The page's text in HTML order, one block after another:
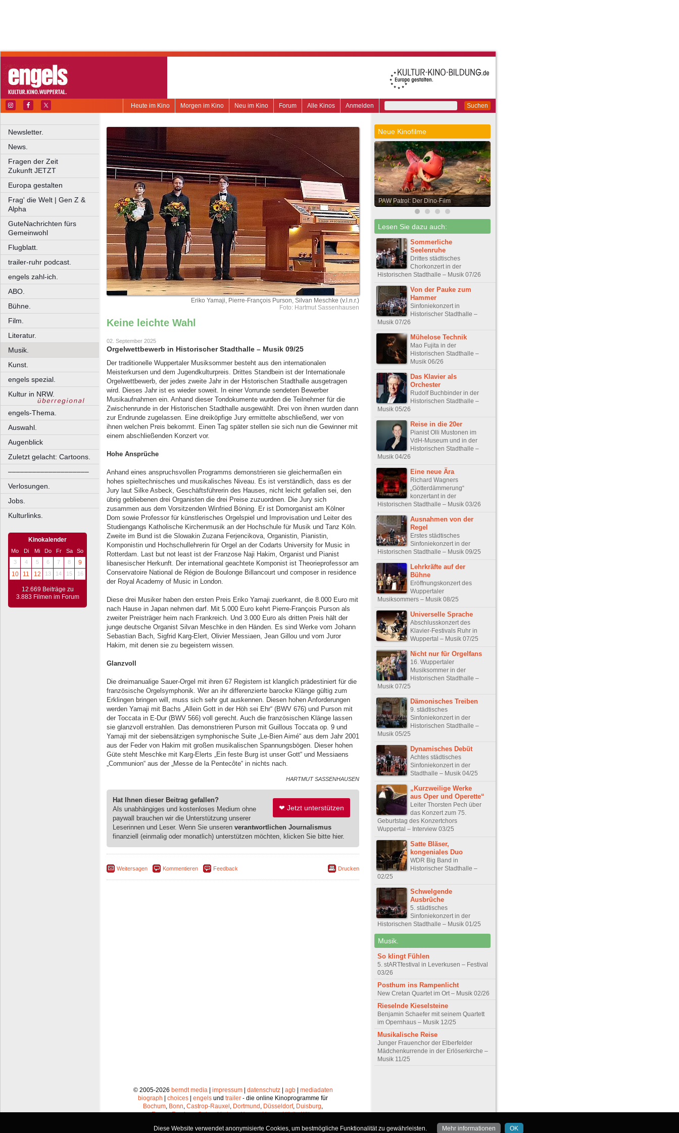
Suchen
Anmelden
Alle Kinos
Forum
Neu im Kino
Morgen im Kino
Heute im Kino
Newsletter.
News.
Fragen der Zeit
Zukunft JETZT
Europa gestalten
Frag' die Welt | Gen Z &
Alpha
GuteNachrichten fürs
Gemeinwohl
Flugblatt.
trailer-ruhr podcast.
engels zahl-ich.
ABO.
Bühne.
Film.
Literatur.
Musik.
Kunst.
engels spezial.
Kultur in NRW.
engels-Thema.
Auswahl.
Augenblick
Zuletzt gelacht: Cartoons.
––––––––––––––––––––
Verlosungen.
Jobs.
Kulturlinks.
Kinokalender
Mo Di Mi Do Fr Sa
So
3
4 5 6 7 8
9
10
11 12 13 14 15 16
12.669 Beiträge zu
3.883 Filmen im Forum
Eriko Yamaji, Pierre-François Purson, Silvan Meschke (v.l.n.r.)
Foto: Hartmut Sassenhausen
Keine leichte Wahl
02. September 2025
Orgelwettbewerb in Historischer Stadthalle – Musik 09/25
Der traditionelle Wuppertaler Musiksommer besteht aus den internationalen
Meisterkursen und dem Jugendkulturpreis. Drittes Standbein ist der Internationale
Orgelwettbewerb, der jedes zweite Jahr in der Historischen Stadthalle ausgetragen
wird. Dieses Jahr ist es wieder soweit. In einer Vorrunde sendeten Bewerber
Musikaufnahmen ein. Anhand dieser Tondokumente wurden die Teilnehmer für die
Zwischenrunde in der Historischen Stadthalle ausgewählt. Drei von ihnen wurden dann
zur Endrunde zugelassen. Eine dreiköpfige Jury ermittelte abschließend, wer von
ihnen welchen Preis bekommt. Einen Tag später stellen sie sich nun die Gewinner mit
einem abschließenden Konzert vor.
Hohe Ansprüche
Anhand eines anspruchsvollen Programms demonstrieren sie gleichermaßen ein
hohes spieltechnisches und musikalisches Niveau. Es ist verständlich, dass es der
Jury laut Silke Asbeck, Geschäftsführerin des Hauses, nicht leicht gefallen sei, den
übrig gebliebenen drei Organisten die drei Preise zuzuordnen. Die Jury sich
zusammen aus dem Vorsitzenden Winfried Böning. Er ist Domorganist am Kölner
Dom sowie Professor für künstlerisches Orgelspiel und Improvisation und Leiter des
Studiengangs Katholische Kirchenmusik an der Hochschule für Musik und Tanz Köln.
Zweite im Bund ist die Slowakin Zuzana Ferjencikova, Organistin, Pianistin,
Komponistin und Hochschullehrerin für Orgel an der Codarts University for Music in
Rotterdam. Last but not least ist der Franzose Naji Hakim, Organist und Pianist
libanesischer Herkunft. Der international geachtete Komponist ist Theorieprofessor am
Conservatoire National de Région de Boulonge Billancourt und composer in residence
der Royal Academy of Music in London.
Diese drei Musiker haben den ersten Preis Eriko Yamaji zuerkannt, die 8.000 Euro mit
nach Hause in Japan nehmen darf. Mit 5.000 Euro kehrt Pierre-François Purson als
zweiter Preisträger heim nach Frankreich. Und 3.000 Euro als dritten Preis hält der
junge deutsche Organist Silvan Meschke in den Händen. Es sind Werke vom Johann
Sebastian Bach, Sigfrid Karg-Elert, Olivier Messiaen, Jean Gillou und vom Juror
Hakim, mit denen sie zu begeistern wissen.
Glanzvoll
Die dreimanualige Sauer-Orgel mit ihren 67 Registern ist klanglich prädestiniert für die
französische Orgelsymphonik. Wer an ihr differenzierte barocke Klänge gültig zum
Erklingen bringen will, muss sich sehr gut auskennen. Diesen hohen Anforderungen
werden Yamaji mit Bachs „Allein Gott in der Höh sei Ehr“ (BWV 676) und Purson mit
der Toccata in E-Dur (BWV 566) voll gerecht. Auch die französischen Klänge lassen
sie glanzvoll erstrahlen. Das demonstrieren Purson mit Guillous Toccata op. 9 und
Yamaji mit der siebensätzigen symphonische Suite „Le-Bien Aimé“ aus dem Jahr 2001
aus der Feder von Hakim mit großen musikalischen Spannungsbögen. Dieser hohen
Güte steht Meschke mit Karg-Elerts „Ein feste Burg ist unser Gott“ und Messiaens
„Communion“ aus der „Messe de la Pentecôte“ in nichts nach.
HARTMUT SASSENHAUSEN
❤ Jetzt unterstützen
Hat Ihnen dieser Beitrag gefallen?
Als unabhängiges und kostenloses Medium ohne
paywall brauchen wir die Unterstützung unserer
Leserinnen und Leser. Wenn Sie unseren verantwortlichen Journalismus
finanziell (einmalig oder monatlich) unterstützen möchten, klicken Sie bitte hier.
Weitersagen Kommentieren Feedback Drucken
Neue Kinofilme
PAW Patrol: Der Dino-Film
Lesen Sie dazu auch:
Sommerliche
Seelenruhe
Drittes städtisches
Chorkonzert in der
Historischen Stadthalle – Musik 07/26
Von der Pauke zum
Hammer
Sinfoniekonzert in
Historischer Stadthalle –
Musik 07/26
Mühelose Technik
Mao Fujita in der
Historischen Stadthalle –
Musik 06/26
Das Klavier als
Orchester
Rudolf Buchbinder in der
Historischen Stadthalle –
Musik 05/26
Reise in die 20er
Pianist Olli Mustonen im
VdH-Museum und in der
Historischen Stadthalle –
Musik 04/26
Eine neue Ära
Richard Wagners
„Götterdämmerung“
konzertant in der
Historischen Stadthalle – Musik 03/26
Ausnahmen von der
Regel
Erstes städtisches
Sinfoniekonzert in der
Historischen Stadthalle – Musik 09/25
Lehrkräfte auf der
Bühne
Eröffnungskonzert des
Wuppertaler
Musiksommers – Musik 08/25
Universelle Sprache
Abschlusskonzert des
Klavier-Festivals Ruhr in
Wuppertal – Musik 07/25
Nicht nur für Orgelfans
16. Wuppertaler
Musiksommer in der
Historischen Stadthalle –
Musik 07/25
Dämonisches Treiben
9. städtisches
Sinfoniekonzert in der
Historischen Stadthalle –
Musik 05/25
Dynamisches Debüt
Achtes städtisches
Sinfoniekonzert in der
Stadthalle – Musik 04/25
„Kurzweilige Werke
aus Oper und Operette“
Leiter Thorsten Pech über
das Konzert zum 75.
Geburtstag des Konzertchors
Wuppertal – Interview 03/25
Satte Bläser,
kongeniales Duo
WDR Big Band in
Historischer Stadthalle –
02/25
Schwelgende
Ausbrüche
5. städtisches
Sinfoniekonzert in der
Historischen Stadthalle – Musik 01/25
Musik.
So klingt Fühlen
5. stARTfestival in Leverkusen – Festival
03/26
Posthum ins Rampenlicht
New Cretan Quartet im Ort – Musik 02/26
Rieselnde Kieselsteine
Benjamin Schaefer mit seinem Quartett
im Opernhaus – Musik 12/25
Musikalische Reise
Junger Frauenchor der Elberfelder
Mädchenkurrende in der Erlöserkirche –
Musik 11/25
© 2005-2026 berndt media| impressum| datenschutz| agb| mediadaten
biograph
choices engels und trailer - die online Kinoprogramme für
Bochum, Bonn, Castrop-Rauxel , Dortmund , Düsseldorf, Duisburg,
Essen,Frechen,Gelsenkirchen,Hagen,Herne,Hürth,Köln,
Recklinghausen,SolingenundWuppertal
Diese Website verwendet anonymisierte Cookies, um bestmögliche Funktionalität zu gewährleisten. Mehr informationen OK